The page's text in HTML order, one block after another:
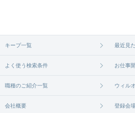
無料相談の登録はコチラから
キープ一覧 最近見
よく使う検索条件 お仕事
職種のご紹介一覧 ウィル
会社概要 登録会